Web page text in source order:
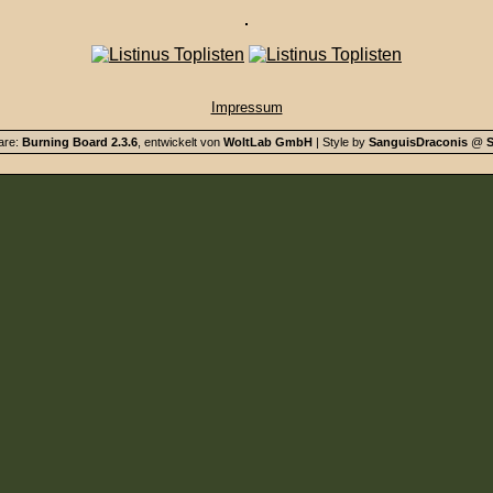
Impressum
Burning Board 2.3.6, entwickelt von WoltLab GmbH| Style by SanguisDraconis@